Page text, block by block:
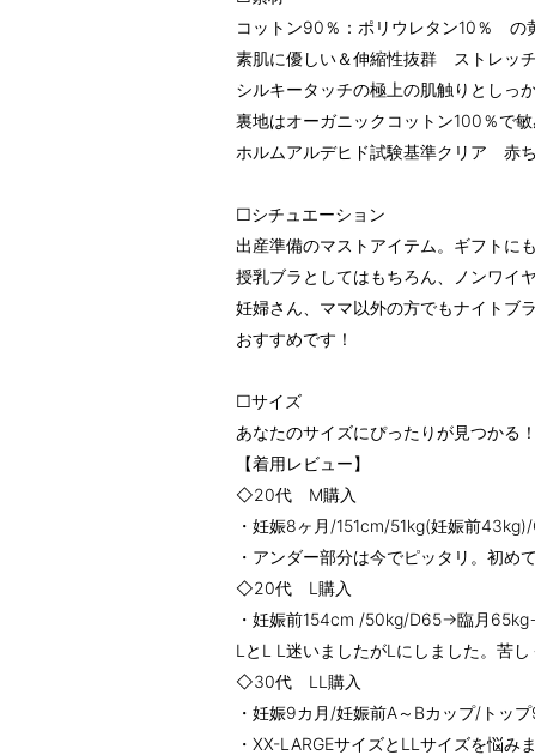
コットン90％：ポリウレタン10％ の
素肌に優しい＆伸縮性抜群 ストレッ
シルキータッチの極上の肌触りとしっ
裏地はオーガニックコットン100％で敏
ホルムアルデヒド試験基準クリア 赤
□シチュエーション
出産準備のマストアイテム。ギフトに
授乳ブラとしてはもちろん、ノンワイ
妊婦さん、ママ以外の方でもナイトブ
おすすめです！
□サイズ
あなたのサイズにぴったりが見つかる
【着用レビュー】
◇20代 M購入
・妊娠8ヶ月/151cm/51kg(妊娠前
・アンダー部分は今でピッタリ。初
◇20代 L購入
・妊娠前154cm /50kg/D65→臨月
LとL L迷いましたがLにしました。苦し
◇30代 LL購入
・妊娠9カ月/妊娠前A～Bカップ/トッ
・XX-LARGEサイズとLLサイズを悩み